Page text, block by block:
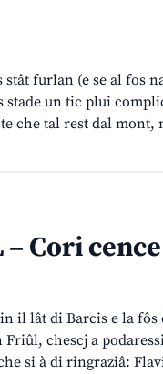
stât furlan (e se al fos
stade un tic plui
che tal rest dal
– Cori
il lât di Barcis e la fôs
chescj a
si à di ringraziâ: